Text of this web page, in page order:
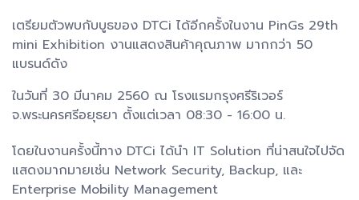
เตรียมตัวพบกับบูธของ DTCi ได้อีกครั้งในงาน PinGs 29th
mini Exhibition งานแสดงสินค้าคุณภาพ มากกว่า 50
แบรนด์ดัง
ในวันที่ 30 มีนาคม 2560 ณ โรงแรมกรุงศรีริเวอร์
จ.พระนครศรีอยุธยา ตั้งแต่เวลา 08:30 - 16:00 น.
โดยในงานครั้งนี้ทาง DTCi ได้นำ IT Solution ที่น่าสนใจไปจัด
แสดงมากมายเช่น Network Security, Backup, และ
Enterprise Mobility Management